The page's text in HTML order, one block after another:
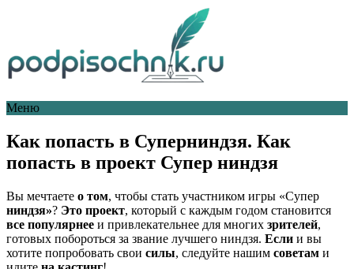
Меню
Как попасть в Суперниндзя. Как
попасть в проект Супер ниндзя
Вы мечтаете о том, чтобы стать участником игры «Супер
ниндзя»? Это проект, который с каждым годом становится
все популярнее и привлекательнее для многих зрителей,
готовых побороться за звание лучшего ниндзя. Если и вы
хотите попробовать свои силы, следуйте нашим советам и